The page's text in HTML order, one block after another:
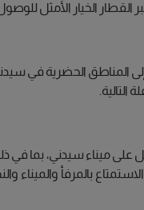
الخيار الأمثل
وإلى المناطق الحضرية
بالمرفأ والميناء